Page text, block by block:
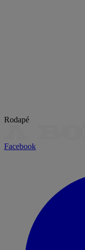
Rodapé
Facebook